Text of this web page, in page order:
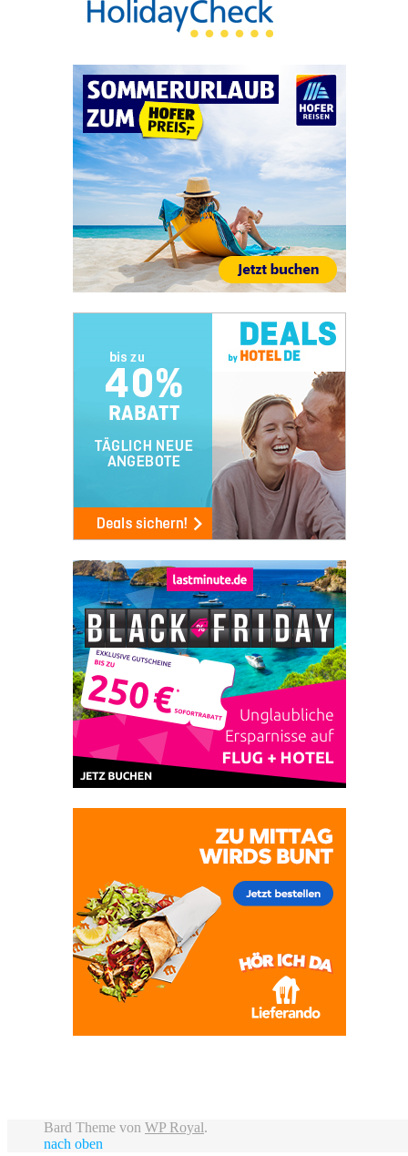
Bard Theme von WP Royal.
nach oben